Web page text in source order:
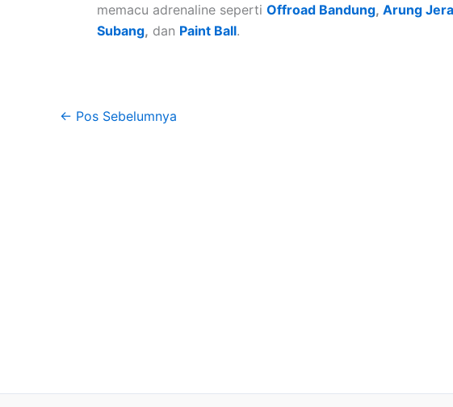
memacu adrenaline seperti Offroad Bandung, Arung
Subang, dan Paint Ball.
← Pos Sebelumnya